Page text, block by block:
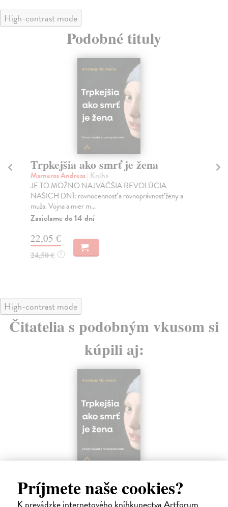
Príjmete naše cookies?
High-contrast mode
Podobné tituly
Trpkejšia ako smrť je žena
Marneros Andreas| Kniha
JE TO MOŽNO NAJVÄČŠIA REVOLÚCIA
NAŠICH DNÍ: rovnocennosť a rovnoprávnosť ženy a
muža. Vojna a mier m...
Zasielame do 14 dní
22,05 €
24,50 € ?
High-contrast mode
Čitatelia s podobným vkusom si
kúpili aj:
Marneros Andreas| Kniha
JE TO MOŽNO NAJVÄČŠIA REVOLÚCIA